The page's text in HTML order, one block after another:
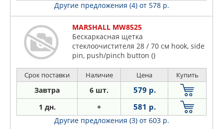
Другие предложения (4) от 578 р.
MARSHALL MW8525
Бескаркасная щетка
стеклоочистителя 28 / 70 см hook, side
pin, push/pinch button ()
Срок поставки Наличие Цена Купить
Завтра 6 шт. 579 р.
1 дн. + 581 р.
Другие предложения (3) от 603 р.